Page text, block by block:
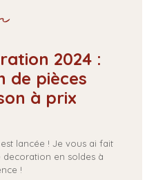
2024 :
de pièces
à prix
lancée ! Je vous ai fait
en soldes à
!